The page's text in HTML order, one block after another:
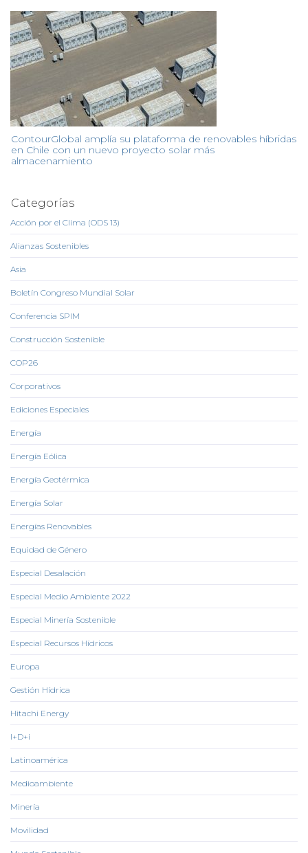
ContourGlobal amplía su plataforma de renovables híbridas
en Chile con un nuevo proyecto solar más
almacenamiento
Categorías
Acción por el Clima (ODS 13)
Alianzas Sostenibles
Asia
Boletín Congreso Mundial Solar
Conferencia SPIM
Construcción Sostenible
COP26
Corporativos
Ediciones Especiales
Energía
Energía Eólica
Energía Geotérmica
Energía Solar
Energías Renovables
Equidad de Género
Especial Desalación
Especial Medio Ambiente 2022
Especial Minería Sostenible
Especial Recursos Hídricos
Europa
Gestión Hídrica
Hitachi Energy
I+D+i
Latinoamérica
Medioambiente
Minería
Movilidad